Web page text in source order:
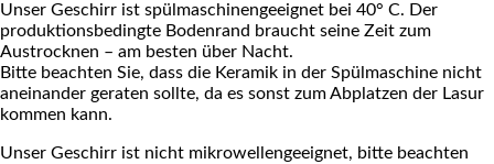
Unser Geschirr ist spülmaschinengeeignet bei 40° C. Der
produktionsbedingte Bodenrand braucht seine Zeit zum
Austrocknen – am besten über Nacht.
Bitte beachten Sie, dass die Keramik in der Spülmaschine nicht
aneinander geraten sollte, da es sonst zum Abplatzen der Lasur
kommen kann.
Unser Geschirr ist nicht mikrowellengeeignet, bitte beachten